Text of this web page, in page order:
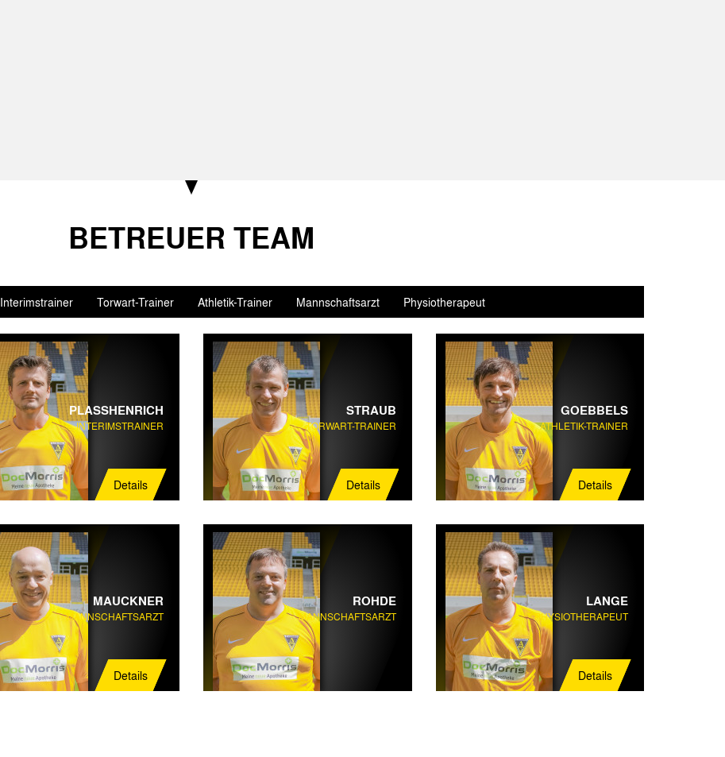
BETREUER TEAM
Interimstrainer Torwart-Trainer Athletik-Trainer Mannschaftsarzt Physiotherapeut
PLASSHENRICH
INTERIMSTRAINER
Details
STRAUB
TORWART-TRAINER
Details
GOEBBELS
ATHLETIK-TRAINER
Details
MAUCKNER
MANNSCHAFTSARZT
Details
ROHDE
MANNSCHAFTSARZT
LANGE
PHYSIOTHERAPEUT
Details